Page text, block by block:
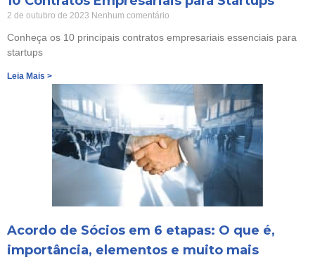
2 de outubro de 2023 Nenhum comentário
Conheça os 10 principais contratos empresariais essenciais para
startups
Leia Mais >
Acordo de Sócios em 6 etapas: O que é,
importância, elementos e muito mais